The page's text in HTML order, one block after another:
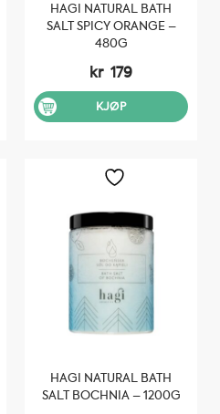
HAGI NATURAL BATH
SALT SPICY ORANGE –
480G
kr 179
KJØP
HAGI NATURAL BATH
SALT BOCHNIA – 1200G